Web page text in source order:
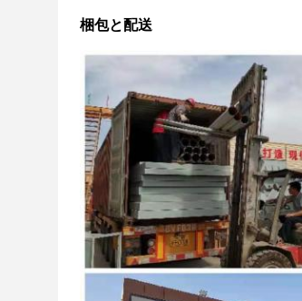
梱包と配送